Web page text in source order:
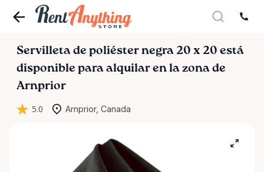
Servilleta de poliéster negra 20 x 20 está
disponible para alquilar en la zona de
Arnprior
5.0 Arnprior, Canada